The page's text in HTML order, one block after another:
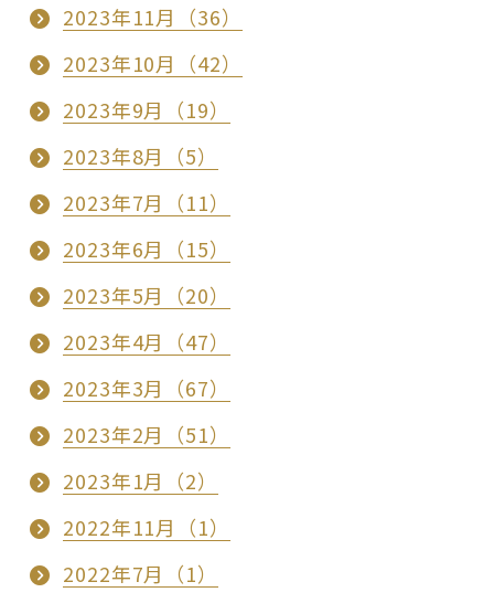
2023年11月（36）
2023年10月（42）
2023年9月（19）
2023年8月（5）
2023年7月（11）
2023年6月（15）
2023年5月（20）
2023年4月（47）
2023年3月（67）
2023年2月（51）
2023年1月（2）
2022年11月（1）
2022年7月（1）